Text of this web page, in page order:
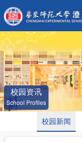
校园资讯
School Profiles
校园新闻